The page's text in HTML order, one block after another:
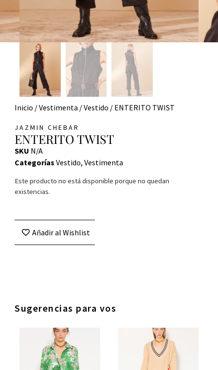
Inicio /Vestimenta /Vestido / ENTERITO TWIST
JAZMIN CHEBAR
ENTERITO TWIST
SKU N/A
Categorías Vestido, Vestimenta
Este producto no está disponible porque no quedan
existencias.
Añadir al Wishlist
Sugerencias para vos